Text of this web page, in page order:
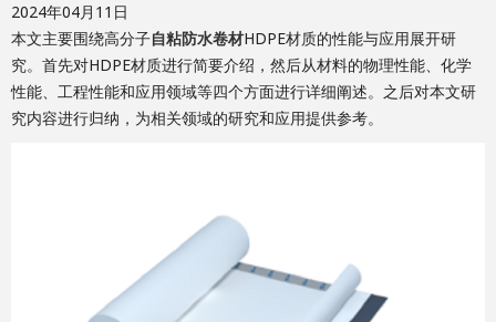
2024年04月11日
本文主要围绕高分子自粘防水卷材HDPE材质的性能与应用展开研
究。首先对HDPE材质进行简要介绍，然后从材料的物理性能、化学
性能、工程性能和应用领域等四个方面进行详细阐述。之后对本文研
究内容进行归纳，为相关领域的研究和应用提供参考。